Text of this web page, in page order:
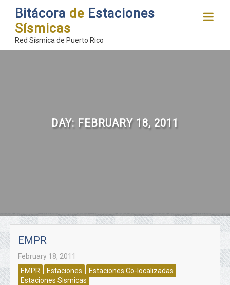
Bitácora de Estaciones
Sísmicas
Red Sísmica de Puerto Rico
DAY: FEBRUARY 18, 2011
EMPR
February 18, 2011
EMPR
Estaciones
Estaciones Co-localizadas
Estaciones Sismicas